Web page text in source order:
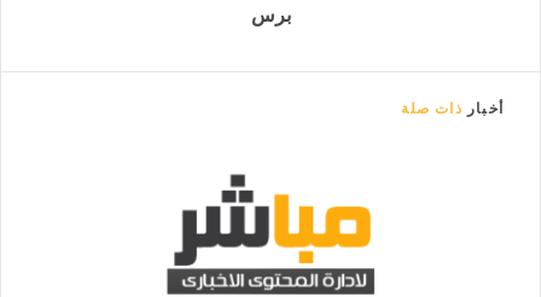
برس
أخبار ذات صلة